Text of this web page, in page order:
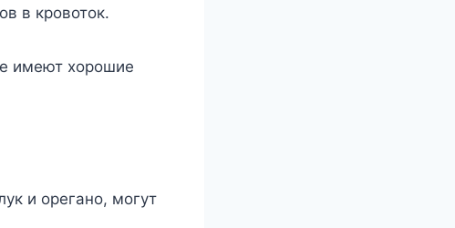
в кровоток.
имеют хорошие
и орегано, могут